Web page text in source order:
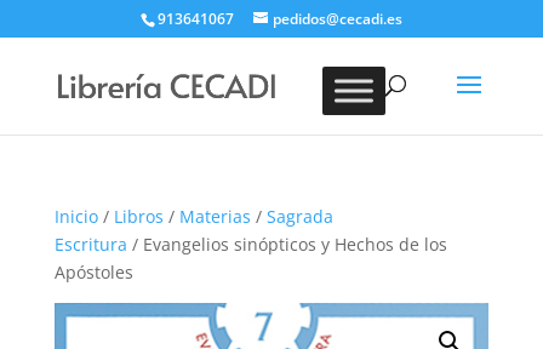
913641067 pedidos@cecadi.es
BUSCAR
Inicio/ Libros / Materias / Sagrada
Escritura / Evangelios sinópticos y Hechos de los
Apóstoles